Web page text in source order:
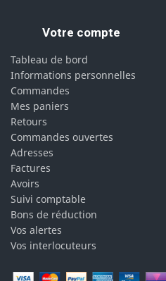
Votre compte
Tableau de bord
Informations personnelles
Commandes
Mes paniers
Retours
Commandes ouvertes
Adresses
Factures
Avoirs
Suivi comptable
Bons de réduction
Vos alertes
Vos interlocuteurs